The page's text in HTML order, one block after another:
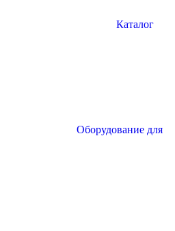
Каталог
Оборудование для